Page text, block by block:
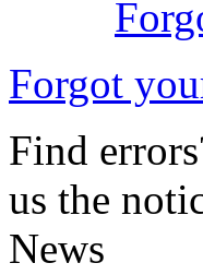
Forgot
Find
us the
News